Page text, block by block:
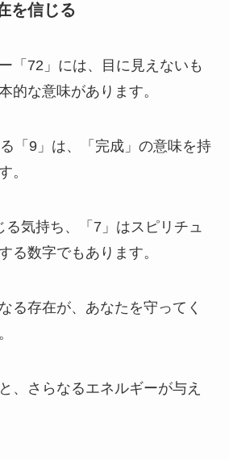
を信じる
「72」には、目に見えないも
的な意味があります。
「9」は、「完成」の意味を持
。
る気持ち、「7」はスピリチュ
る数字でもあります。
る存在が、あなたを守ってく
、さらなるエネルギーが与え